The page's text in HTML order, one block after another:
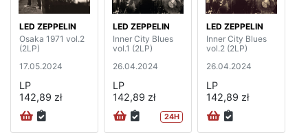
LED ZEPPELIN
Osaka 1971 vol.2
(2LP)
17.05.2024
LP
142,89 zł
LED ZEPPELIN
Inner City Blues
vol.1 (2LP)
26.04.2024
LP
142,89 zł
24H
LED ZEPPELIN
Inner City Blues
vol.2 (2LP)
26.04.2024
LP
142,89 zł